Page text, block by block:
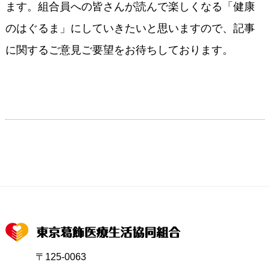
ます。組合員への皆さんが読んで楽しくなる「健康
のはぐるま」にしていきたいと思いますので、記事
に関するご意見ご要望をお待ちしております。
〒125-0063